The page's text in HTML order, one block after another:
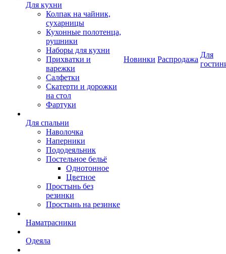
Для кухни
Колпак на чайник,
сухарницы
Кухонные полотенца,
рушники
Наборы для кухни
Прихватки и
варежки
Салфетки
Скатерти и дорожки
на стол
Фартуки
Для спальни
Наволочка
Наперники
Пододеяльник
Постельное бельё
Однотонное
Цветное
Простынь без
резинки
Простынь на резинке
Наматрасники
Одеяла
Новинки Распродажа
Для